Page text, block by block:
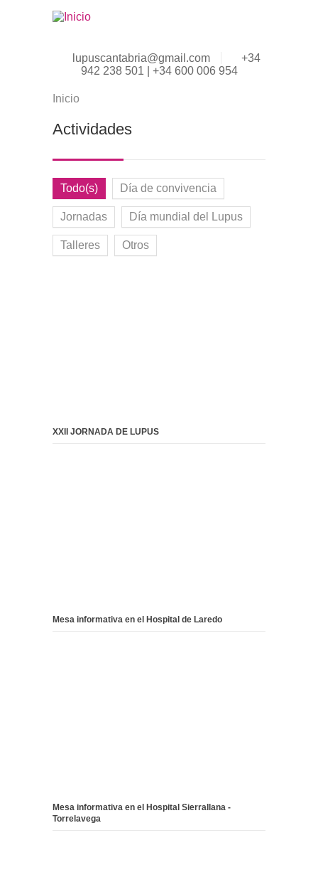
lupuscantabria@gmail.com
+34
942 238 501 | +34 600 006 954
Se encuentra usted aquí
Inicio
Actividades
Todo(s) Día de convivencia
Jornadas Día mundial del Lupus
Talleres Otros
XXII JORNADA DE LUPUS
Mesa informativa en el Hospital de Laredo
Mesa informativa en el Hospital Sierrallana -
Torrelavega